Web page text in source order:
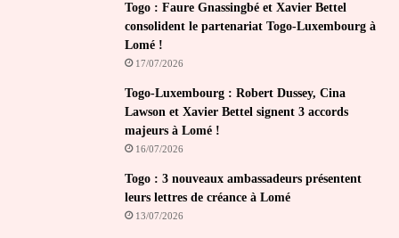
Togo : Faure Gnassingbé et Xavier Bettel
consolident le partenariat Togo-Luxembourg à
Lomé !
17/07/2026
Togo-Luxembourg : Robert Dussey, Cina
Lawson et Xavier Bettel signent 3 accords
majeurs à Lomé !
16/07/2026
Togo : 3 nouveaux ambassadeurs présentent
leurs lettres de créance à Lomé
13/07/2026